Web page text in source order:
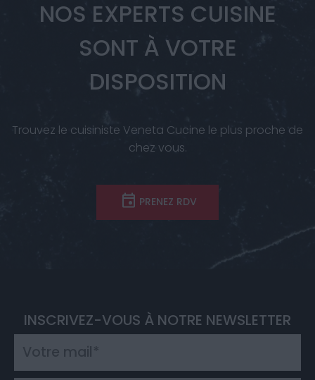
NOS EXPERTS CUISINE
SONT À VOTRE
DISPOSITION
Trouvez le cuisiniste Veneta Cucine le plus proche de
chez vous.
PRENEZ RDV
INSCRIVEZ-VOUS À NOTRE NEWSLETTER